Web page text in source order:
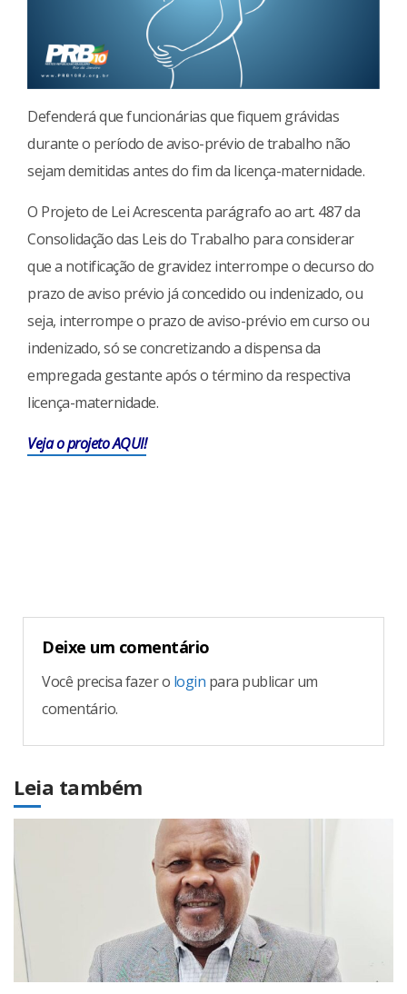
Defenderá que funcionárias que fiquem grávidas
durante o período de aviso-prévio de trabalho não
sejam demitidas antes do fim da licença-maternidade.
O Projeto de Lei Acrescenta parágrafo ao art. 487 da
Consolidação das Leis do Trabalho para considerar
que a notificação de gravidez interrompe o decurso do
prazo de aviso prévio já concedido ou indenizado, ou
seja, interrompe o prazo de aviso-prévio em curso ou
indenizado, só se concretizando a dispensa da
empregada gestante após o término da respectiva
licença-maternidade.
Veja o projeto AQUI!
Deixe um comentário
Você precisa fazer o login para publicar um
comentário.
Leia também